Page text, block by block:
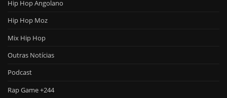
Hip Hop Angolano
Hip Hop Moz
Mix Hip Hop
Outras Notícias
Podcast
Rap Game +244